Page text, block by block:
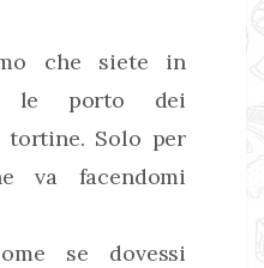
che siete in
le porto dei
Solo per
va facendomi
se dovessi